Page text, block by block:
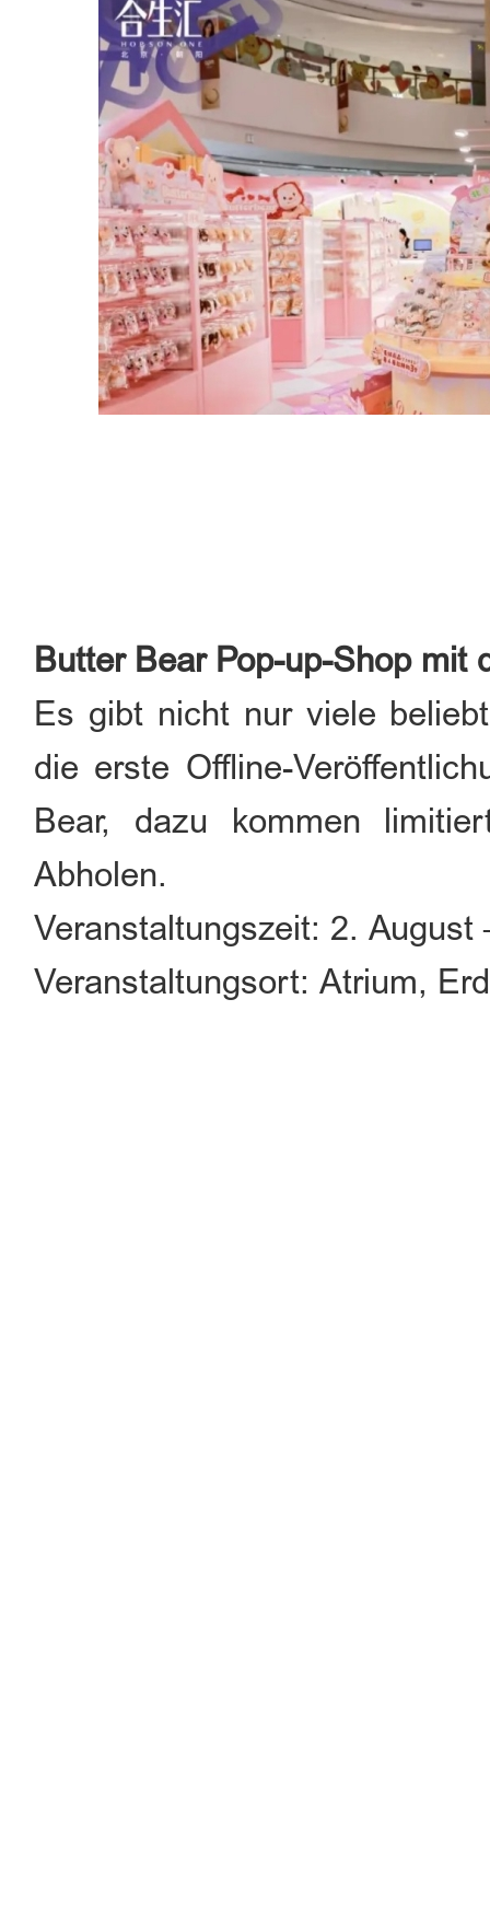
Butter Bear Pop-up-Shop mit
Es gibt nicht nur viele
die erste Offline-
Bear, dazu kommen
Abholen.
Veranstaltungszeit: 2. August
Veranstaltungsort: Atrium,